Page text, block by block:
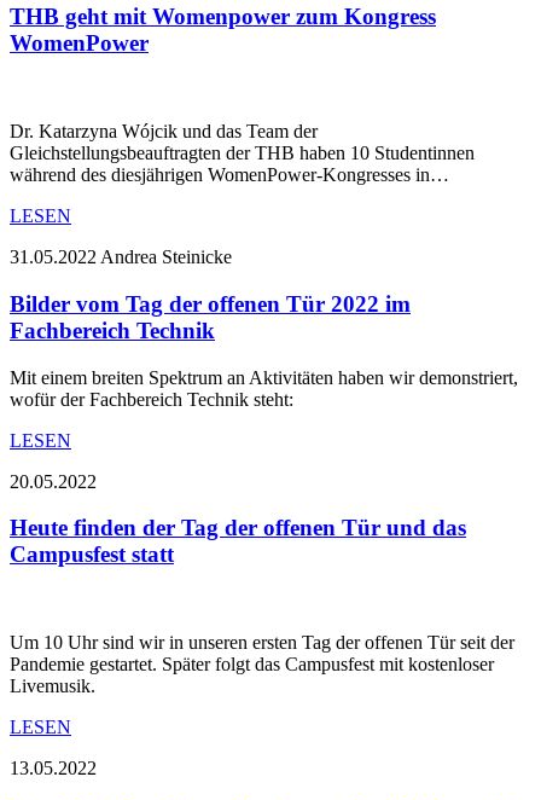
THB geht mit Womenpower zum Kongress
WomenPower
Dr. Katarzyna Wójcik und das Team der
Gleichstellungsbeauftragten der THB haben 10 Studentinnen
während des diesjährigen WomenPower-Kongresses in…
LESEN
31.05.2022 Andrea Steinicke
Bilder vom Tag der offenen Tür 2022 im
Fachbereich Technik
Mit einem breiten Spektrum an Aktivitäten haben wir demonstriert,
wofür der Fachbereich Technik steht:
LESEN
20.05.2022
Heute finden der Tag der offenen Tür und das
Campusfest statt
Um 10 Uhr sind wir in unseren ersten Tag der offenen Tür seit der
Pandemie gestartet. Später folgt das Campusfest mit kostenloser
Livemusik.
LESEN
13.05.2022